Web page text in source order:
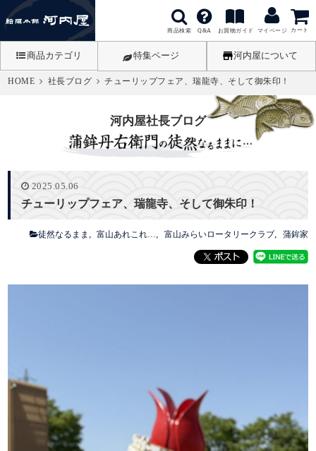
商品検索 Q&A お買物ガイド マイページ カート
商品カテゴリ 特集ページ 河内屋について
HOME 社長ブログ チューリップフェア、瑞龍寺、そして御朱印！
河内屋社長ブログ
2025.05.06
チューリップフェア、瑞龍寺、そして御朱印！
徒然なるまま 富山あれこれ… 富山みらいロータリークラブ 蒲鉾家